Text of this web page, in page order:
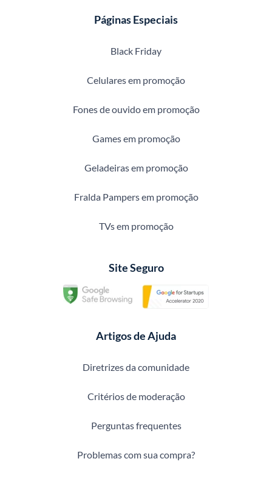
Páginas Especiais
Black Friday
Celulares em promoção
Fones de ouvido em promoção
Games em promoção
Geladeiras em promoção
Fralda Pampers em promoção
TVs em promoção
Site Seguro
Artigos de Ajuda
Diretrizes da comunidade
Critérios de moderação
Perguntas frequentes
Problemas com sua compra?